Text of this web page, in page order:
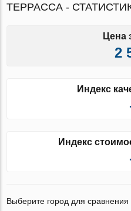
ТЕРРАССА -
Цена
2
Индекс
Индекс
Выберите город для сравнения